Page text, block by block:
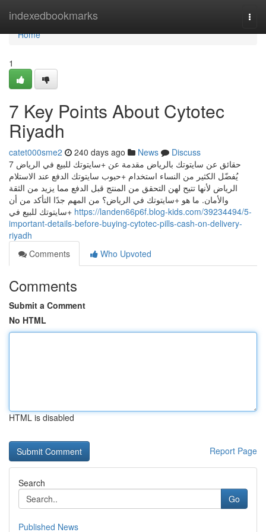
indexedbookmarks
Home
Home
1
7 Key Points About Cytotec
Riyadh
catet000sme2 240 days ago News
Discuss
7 حقائق عن سايتوتك بالرياض مقدمة عن +سايتوتك للبيع في الرياض
يُفضّل الكثير من النساء استخدام +حبوب سايتوتك الدفع عند الاستلام
الرياض لأنها تتيح لهن التحقق من المنتج قبل الدفع مما يزيد من الثقة
والأمان. ما هو +سايتوتك في الرياض؟ من المهم جدًا التأكد من أن
https://landen66p6f.blog-kids.com/39234494/5-
important-details-before-buying-cytotec-pills-cash-on-delivery-
riyadh
Comments
Who Upvoted
Comments
Submit a Comment
No HTML
HTML is disabled
Report Page
Search
Go
Published News